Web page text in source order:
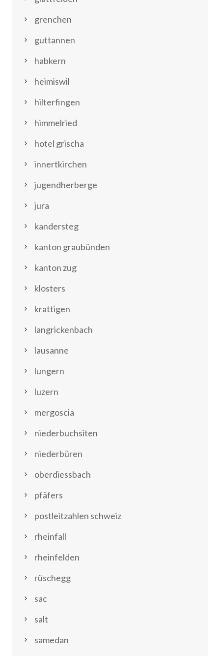
grenchen
guttannen
habkern
heimiswil
hilterfingen
himmelried
hotel grischa
innertkirchen
jugendherberge
jura
kandersteg
kanton graubünden
kanton zug
klosters
krattigen
langrickenbach
lausanne
lungern
luzern
mergoscia
niederbuchsiten
niederbüren
oberdiessbach
pfäfers
postleitzahlen schweiz
rheinfall
rheinfelden
rüschegg
sac
salt
samedan